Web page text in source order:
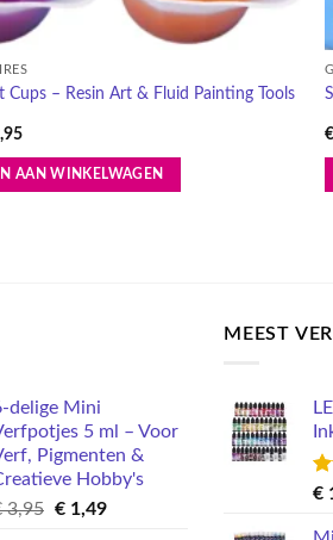
Cups – Resin Art & Fluid Painting Tools
Huidige
is:
€ 12,95.
AAN WINKELWAGEN
€
delige Mini
5 ml – Voor
Pigmenten &
Hobby's
3,95 Oorspronkelijke
€1,49Huidige
MEEST
€